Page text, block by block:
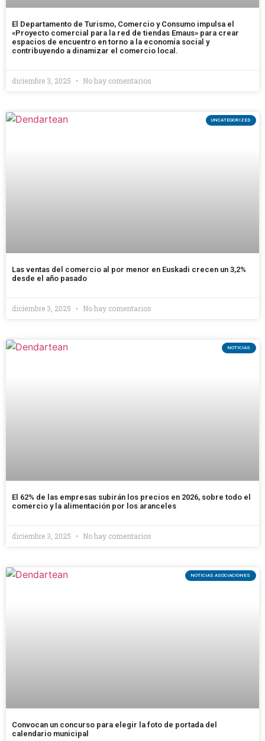
El Departamento de Turismo, Comercio y Consumo impulsa el
«Proyecto comercial para la red de tiendas Emaus» para crear
espacios de encuentro en torno a la economía social y
contribuyendo a dinamizar el comercio local.
diciembre 3, 2025 No hay comentarios
UNCATEGORIZED
Las ventas del comercio al por menor en Euskadi crecen un 3,2%
desde el año pasado
diciembre 3, 2025 No hay comentarios
NOTICIAS
El 62% de las empresas subirán los precios en 2026, sobre todo el
comercio y la alimentación por los aranceles
diciembre 3, 2025 No hay comentarios
NOTICIAS ASOCIACIONES
Convocan un concurso para elegir la foto de portada del
calendario municipal